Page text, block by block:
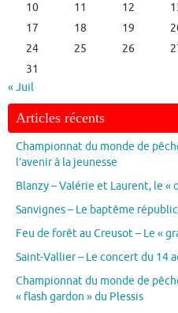
10
11 12
17
18 19
24
25 26
31
« Juil
Articles récents
Championnat du monde de
l’avenir à la jeunesse
Blanzy – Valérie et Laurent, le «
Sanvignes – Le baptême
Feu de forêt au Creusot – Le «
Saint-Vallier – Le concert du 14
Championnat du monde de
« flash gardon » du Plessis